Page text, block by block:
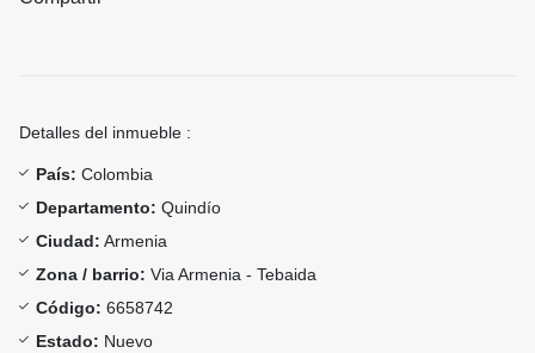
Detalles del inmueble :
País: Colombia
Departamento: Quindío
Ciudad: Armenia
Zona / barrio: Via Armenia - Tebaida
Código: 6658742
Estado: Nuevo